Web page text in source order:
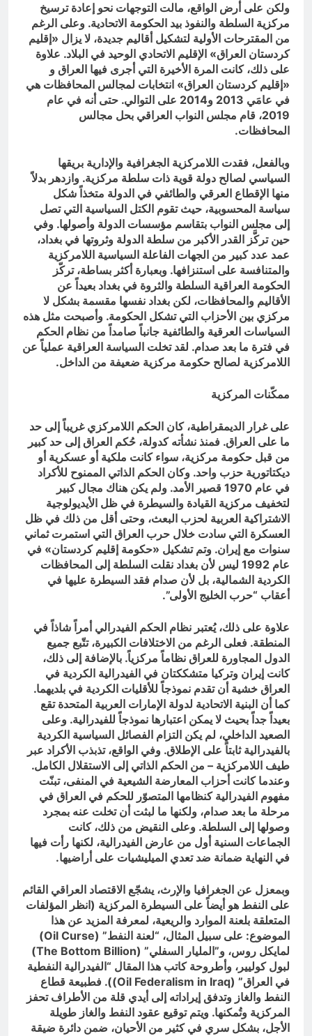
ولكن على أرض الواقع، مالت التوجهات نحو إعادة ترسيخ
مركزية السلطة والنفوذ بيد الحكومة الاتحادية. وعلى الرغم
من المقترحات الأولية لتشكيل أقاليم جديدة، لا يزال «إقليم
كردستان العراق» الإقليم الاتحادي الوحيد في البلاد. علاوة
على ذلك، كانت المرة الأخيرة التي أجرى فيها العراق و
«إقليم كردستان العراق» انتخابات لمجالس المحافظات هي
في عامَي 2013 و2014 على التوالي. حتى أنه في عام
2019، قام مجلس النواب العراقي بحل مجالس
المحافظات.
وبالفعل، فقدت اللامركزية الجغرافية والإدارية بريقها
السياسي لصالح دولة قوية ذات سلطة مركزية. وازدهر بدلاً
منها الإقطاع العرقي والطائفي في الدولة متخذاً شكل
سياسة المحسوبية، حيث تقوم الكتل السياسية التي تصل
إلى مجلس النواب بتقاسم مؤسسات الدولة وأصولها. وفي
حين تركَّز القدر الأكبر من سلطة الدولة وثروتها في بغداد،
عمد عدد كبير من الجهات الفاعلة السياسية اللامركزية
والمتنافسة على استنزافها. وبعبارة أكثر بساطة، تركّز
الحكومة العراقية السلطة والثروة في بغداد بعيداً عن
الأقاليم والمحافظات، لكن بغداد نفسها مقسمة بشكل لا
مركزي بين الأحزاب التي تشكل الحكومة. وأصبحت مثل هذه
السياسات العرقية والطائفية جانباً صامداً من نظام الحكم
في فترة ما بعد صدام. لقد تخلت السياسة العراقية عملياً عن
اللامركزية لصالح حكومة مركزية ضعيفة من الداخل.
ممكّنات المركزية
على غرار الديمقراطية، كان الحكم اللامركزي غريباً إلى حد
ما على العراق. فمنذ نشأته كدولة، حُكم العراق إلى حد كبير
من قبل حكومة مركزية، سواء كانت ملكية أو عسكرية أو
ديكتاتورية حزب واحد. وكان الحكم الذاتي الممنوح للأكراد
في عام 1970 قصير الأمد. ولم يكن هناك مجال كبير
لتخفيف مركزية القيادة والسيطرة في ظل الأيديولوجية
الاشتراكية العربية لحزب البعث، وحتى أقل من ذلك في ظل
العسكرة التي سادت خلال حرب العراق التي استمرت ثماني
سنوات مع إيران. وتم تشكيل «حكومة إقليم كردستان» في
عام 1992 ليس لأن بغداد نقلت السلطة إلى المحافظات
الكردية الشمالية، بل لأن صدام فقد السيطرة عليها في
أعقاب “حرب الخليج الأولى”.
علاوة على ذلك، يُعتبر نظام الحكم الفيدرالي أمراً شاذاً في
المنطقة. فعلى الرغم من الاختلافات الكبيرة، تتّبع جميع
الدول المجاورة للعراق نظاماً مركزياً. بالإضافة إلى ذلك،
كانت إيران وتركيا متشككتان في الفيدرالية الكردية في
العراق خشية أن تقدم نموذجاً للأقليات الكردية في بلديهما.
كما أن البنية الاتحادية لدولة الإمارات العربية المتحدة تقع
بعيداً جداً بحيث لا يمكن اعتبارها نموذجاً للفيدرالية. وعلى
الصعيد الداخلي، لم يكن التزام الفصائل السياسية الكردية
بالفيدرالية ثابتاً على الإطلاق. وفي الواقع، تذبذب الأكراد عبر
طيف اللامركزية – من الحكم الذاتي إلى الاستقلال الكامل.
وعندما كانت أحزاب المعارضة الشيعية في المنفى، تبنّت
مفهوم الفيدرالية كنظامها المتصوّر للحكم في العراق في
مرحلة ما بعد صدام، ولكنها ما لبثت أن تخلت عنه بمجرد
وصولها إلى السلطة. وعلى النقيض من ذلك، كانت
الجماعات السنية أول من عارض الفيدرالية، لكنها رأت فيها
في النهاية ضمانة ضد تعدي الميليشيات على أراضيها.
وبمعزل عن الجغرافيا والإرث، يشجّع الاقتصاد العراقي القائم
على النفط هو أيضاً على السيطرة المركزية (انظر المؤلفات
المتعلقة بلعنة الموارد والريعية، لمعرفة المزيد عن هذا
الموضوع: على سبيل المثال، “لعنة النفط” (Oil Curse
)
لمايكل روس، و”المليار السفلي” (The Bottom Billion
)
لبول كوليير، وأطروحة كاتب هذا المقال “الفيدرالية النفطية
في العراق” (Oil Federalism in Iraq)). فطبيعة قطاع
النفط والغاز وتدفق إيراداته إلى أيدي قلة من الأطراف تحفز
المركزية وتُمكنها. ويتم توقيع عقود النفط والغاز طويلة
الأجل، بشكل سري في كثير من الأحيان، ضمن دائرة ضيقة